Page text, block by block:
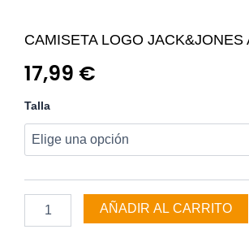
CAMISETA LOGO JACK&JONES
17,99 €
Talla
Camiseta
Jack&Jones
AÑADIR AL CARRITO